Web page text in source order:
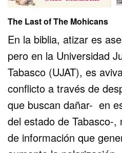
The Last of The Mohicans
En la biblia, atizar es
pero en la Universidad
Tabasco (UJAT), es
conflicto a través de
que buscan dañar- en
del estado de Tabasco-,
de información que